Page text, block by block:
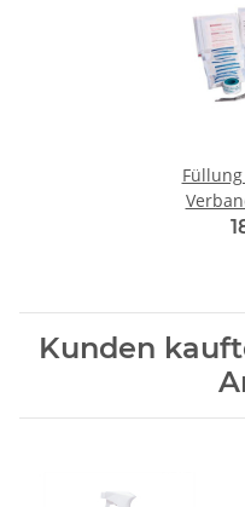
Füllung DIN 13157 für
schrank /
Kunden